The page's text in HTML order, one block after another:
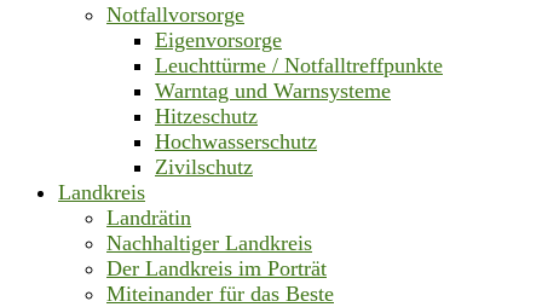
Notfallvorsorge
Eigenvorsorge
Leuchttürme / Notfalltreffpunkte
Warntag und Warnsysteme
Hitzeschutz
Hochwasserschutz
Zivilschutz
Landkreis
Landrätin
Nachhaltiger Landkreis
Der Landkreis im Porträt
Miteinander für das Beste